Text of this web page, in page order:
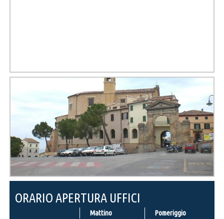
ORARIO APERTURA UFFICI
Mattino Pomeriggio